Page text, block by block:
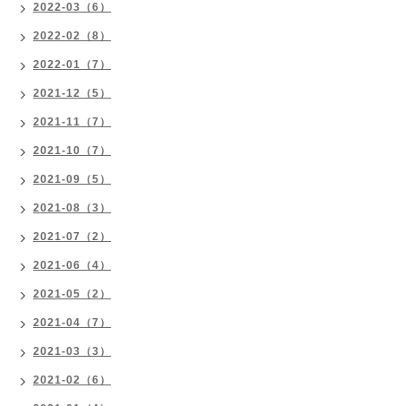
2022-03（6）
2022-02（8）
2022-01（7）
2021-12（5）
2021-11（7）
2021-10（7）
2021-09（5）
2021-08（3）
2021-07（2）
2021-06（4）
2021-05（2）
2021-04（7）
2021-03（3）
2021-02（6）